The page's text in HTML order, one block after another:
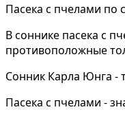
Пасека с пчелами по
В соннике пасека с
противоположные
Сонник Карла Юнга -
Пасека с пчелами -